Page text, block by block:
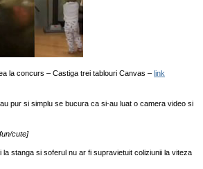
la concurs – Castiga trei tablouri Canvas – link
pur si simplu se bucura ca si-au luat o camera video si
cute]
stanga si soferul nu ar fi supravietuit coliziunii la viteza